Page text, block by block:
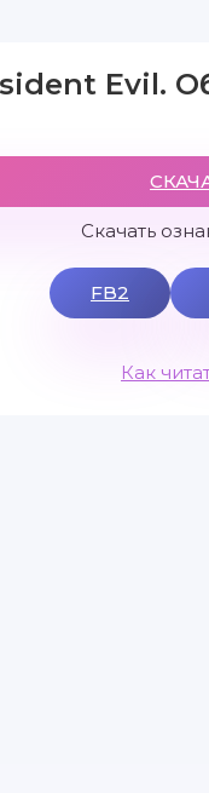
Evil.
Скачать
FB2
Как